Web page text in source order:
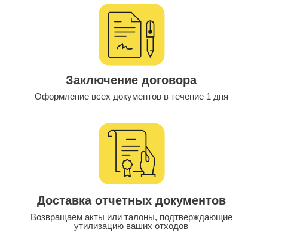
Заключение договора
Оформление всех документов в течение 1 дня
Доставка отчетных документов
Возвращаем акты или талоны, подтверждающие
утилизацию ваших отходов